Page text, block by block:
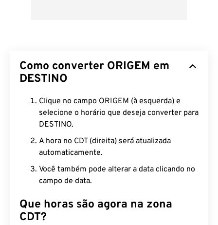
Como converter ORIGEM em
DESTINO
Clique no campo ORIGEM (à esquerda) e
selecione o horário que deseja converter para
DESTINO.
A hora no CDT (direita) será atualizada
automaticamente.
Você também pode alterar a data clicando no
campo de data.
Que horas são agora na zona
CDT?